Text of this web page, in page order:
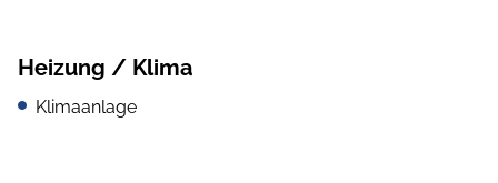
Heizung / Klima
Klimaanlage